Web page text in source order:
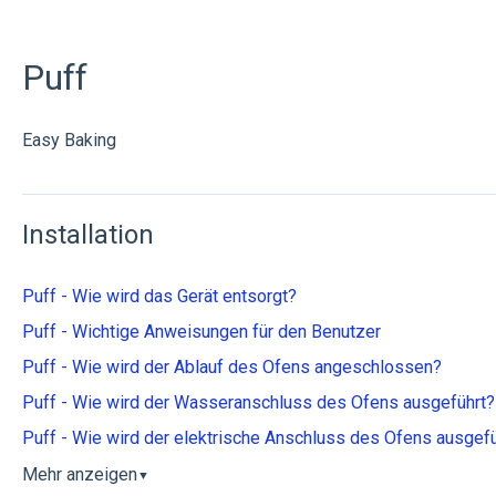
Puff
Easy Baking
Installation
Puff - Wie wird das Gerät entsorgt?
Puff - Wichtige Anweisungen für den Benutzer
Puff - Wie wird der Ablauf des Ofens angeschlossen?
Puff - Wie wird der Wasseranschluss des Ofens ausgeführt?
Puff - Wie wird der elektrische Anschluss des Ofens
Mehr anzeigen▼